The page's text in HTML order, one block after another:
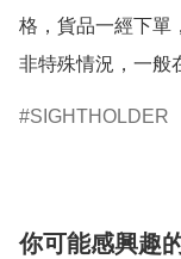
格，貨品一經下單
非特殊情況，一般
SIGHTHOLDER
你可能感興趣